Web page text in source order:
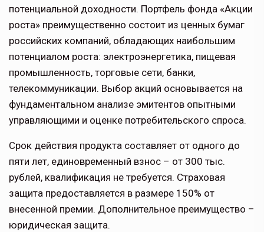
потенциальной доходности. Портфель фонда «Акции
роста» преимущественно состоит из ценных бумаг
российских компаний, обладающих наибольшим
потенциалом роста: электроэнергетика, пищевая
промышленность, торговые сети, банки,
телекоммуникации. Выбор акций основывается на
фундаментальном анализе эмитентов опытными
управляющими и оценке потребительского спроса.
Срок действия продукта составляет от одного до
пяти лет, единовременный взнос – от 300 тыс.
рублей, квалификация не требуется. Страховая
защита предоставляется в размере 150% от
внесенной премии. Дополнительное преимущество –
юридическая защита.